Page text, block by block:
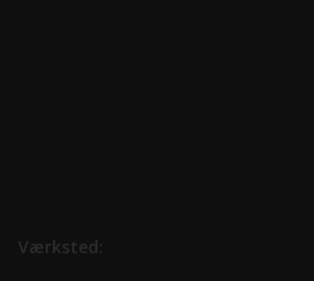
Værksted: